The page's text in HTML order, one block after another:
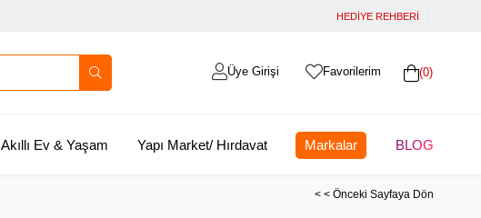
HEDİYE REHBERİ
0
Favorilerim
Üye Girişi
Akıllı Ev & Yaşam Yapı Market/ Hırdavat Markalar BLOG
< < Önceki Sayfaya Dön